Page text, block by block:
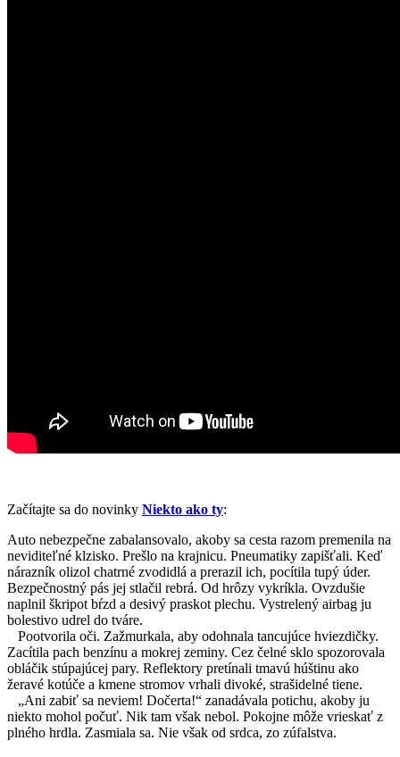
Začítajte sa do novinky Niekto ako ty:
Auto nebezpečne zabalansovalo, akoby sa cesta razom premenila na
neviditeľné klzisko. Prešlo na krajnicu. Pneumatiky zapišťali. Keď
nárazník olizol chatrné zvodidlá a prerazil ich, pocítila tupý úder.
Bezpečnostný pás jej stlačil rebrá. Od hrôzy vykríkla. Ovzdušie
naplnil škripot bŕzd a desivý praskot plechu. Vystrelený airbag ju
bolestivo udrel do tváre.
Pootvorila oči. Zažmurkala, aby odohnala tancujúce hviezdičky.
Zacítila pach benzínu a mokrej zeminy. Cez čelné sklo spozorovala
obláčik stúpajúcej pary. Reflektory pretínali tmavú húštinu ako
žeravé kotúče a kmene stromov vrhali divoké, strašidelné tiene.
„Ani zabiť sa neviem! Dočerta!“ zanadávala potichu, akoby ju
niekto mohol počuť. Nik tam však nebol. Pokojne môže vrieskať z
plného hrdla. Zasmiala sa. Nie však od srdca, zo zúfalstva.